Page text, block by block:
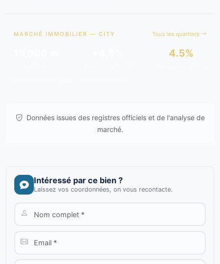
MARCHÉ IMMOBILIER — CITY Tous les quartiers
4.5%
Données issues des registres officiels et de l'analyse de
marché.
Intéressé par ce bien ?
Laissez vos coordonnées, on vous recontacte.